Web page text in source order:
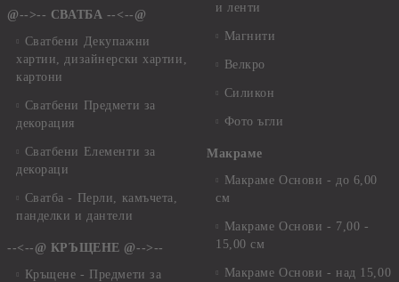
@-->-- СВАТБА --<--@
Сватбени Декупажни
хартии, дизайнерски хартии,
картони
Сватбени Предмети за
декорация
Сватбени Елементи за
декораци
Сватба - Перли, камъчета,
панделки и дантели
--<--@ КРЪЩЕНЕ @-->--
Кръщене - Предмети за
и ленти
Магнити
Велкро
Силикон
Фото ъгли
Макраме
Макраме Основи - до 6,00
см
Макраме Основи - 7,00 -
15,00 см
Макраме Основи - над 15,00